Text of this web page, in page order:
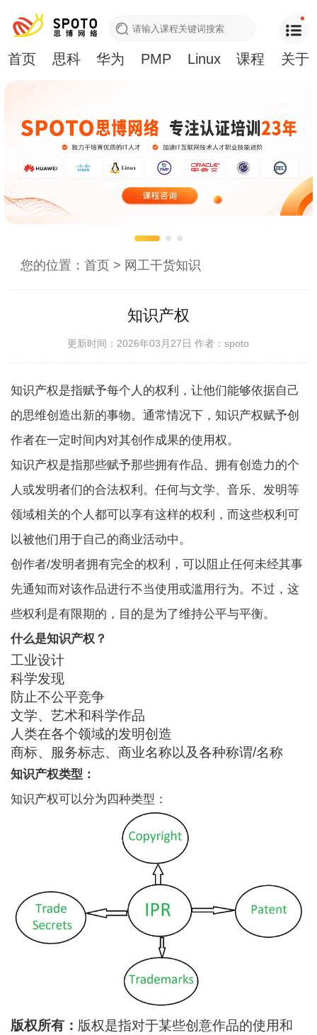
首页 思科 华为 PMP Linux 课程 关于
您的位置：首页 > 网工干货知识
知识产权
更新时间：2026年03月27日作者：spoto
知识产权是指赋予每个人的权利，让他们能够依据自己
的思维创造出新的事物。通常情况下，知识产权赋予创
作者在一定时间内对其创作成果的使用权。
知识产权是指那些赋予那些拥有作品、拥有创造力的个
人或发明者们的合法权利。任何与文学、音乐、发明等
领域相关的个人都可以享有这样的权利，而这些权利可
以被他们用于自己的商业活动中。
创作者/发明者拥有完全的权利，可以阻止任何未经其事
先通知而对该作品进行不当使用或滥用行为。不过，这
些权利是有限期的，目的是为了维持公平与平衡。
什么是知识产权？
工业设计
科学发现
防止不公平竞争
文学、艺术和科学作品
人类在各个领域的发明创造
商标、服务标志、商业名称以及各种称谓/名称
知识产权类型：
知识产权可以分为四种类型：
版权所有： 版权是指对于某些创意作品的使用和